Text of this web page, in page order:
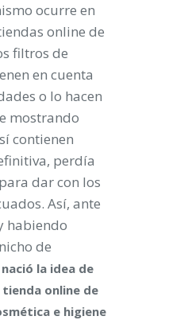
ocurre en
online de
filtros de
en cuenta
o lo hacen
mostrando
contienen
perdía
dar con los
Así, ante
habiendo
de
nació la idea de
online de
e higiene